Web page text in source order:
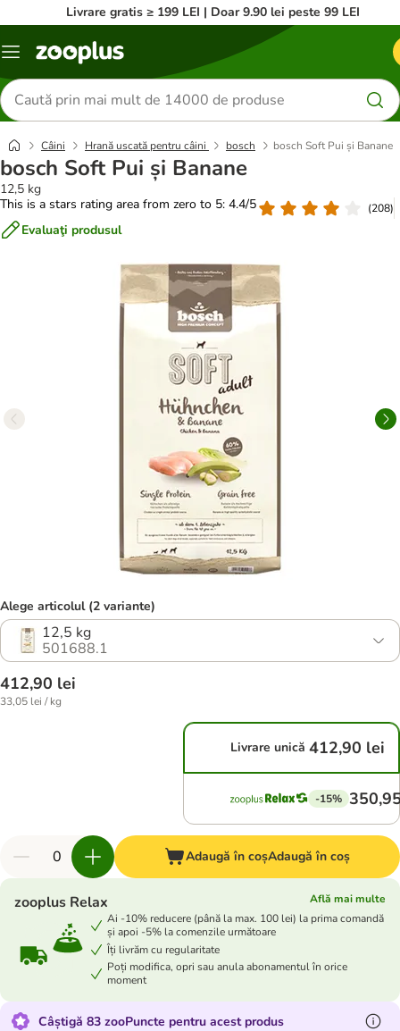
Livrare gratis ≥ 199 LEI | Doar 9.90 lei peste 99 LEI
Categorii
Căutare
produse
Câini Hrană uscată pentru câini bosch bosch Soft Pui și Banane
bosch Soft Pui și Banane
12,5 kg
This is a stars rating area from zero to 5: 4.4/5
(208)
Evaluaţi produsul
Alege articolul (2 variante)
12,5 kg
501688.1
412,90 lei
33,05 lei / kg
Livrare unică 412,90 lei
-15%
Adaugă în coșAdaugă în coș
zooplus Relax
Află mai multe
Ai -10% reducere (până la max. 100 lei) la prima comandă
și apoi -5% la comenzile următoare
Îți livrăm cu regularitate
Poți modifica, opri sau anula abonamentul în orice
moment
Câștigă 83 zooPuncte pentru acest produs